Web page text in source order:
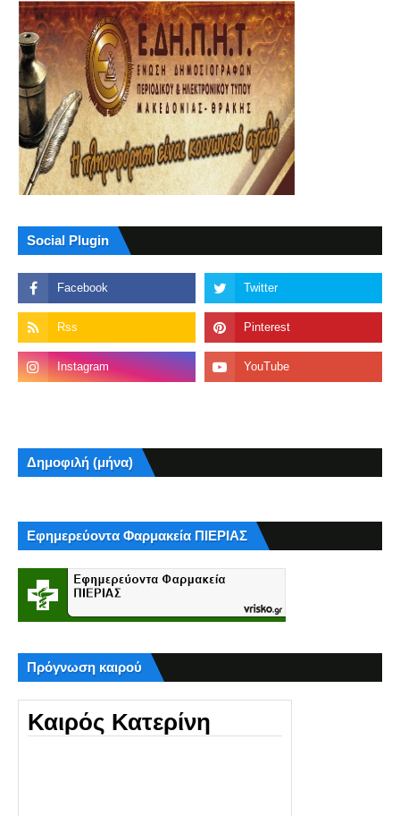
Social Plugin
Δημοφιλή (μήνα)
Εφημερεύοντα Φαρμακεία ΠΙΕΡΙΑΣ
Πρόγνωση καιρού
Καιρός Κατερίνη